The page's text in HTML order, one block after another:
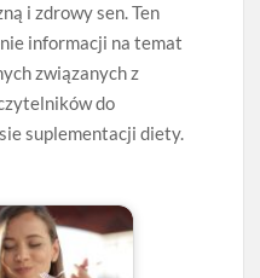
i zdrowy sen. Ten
informacji na temat
związanych z
do
suplementacji diety.